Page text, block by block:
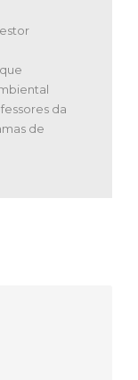
da
de